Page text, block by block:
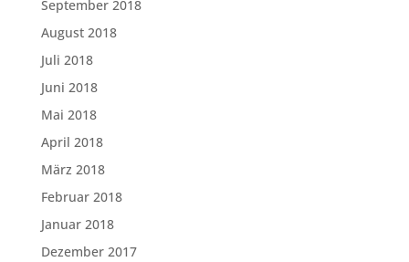
September 2018
August 2018
Juli 2018
Juni 2018
Mai 2018
April 2018
März 2018
Februar 2018
Januar 2018
Dezember 2017